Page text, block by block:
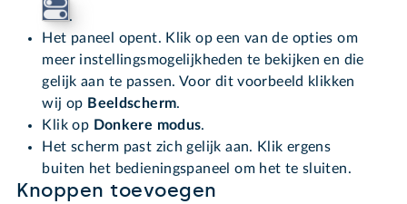
.
Het paneel opent. Klik op een van de opties om
meer instellingsmogelijkheden te bekijken en die
gelijk aan te passen. Voor dit voorbeeld klikken
wij op Beeldscherm.
Klik op Donkere modus.
Het scherm past zich gelijk aan. Klik ergens
buiten het bedieningspaneel om het te sluiten.
Knoppen toevoegen